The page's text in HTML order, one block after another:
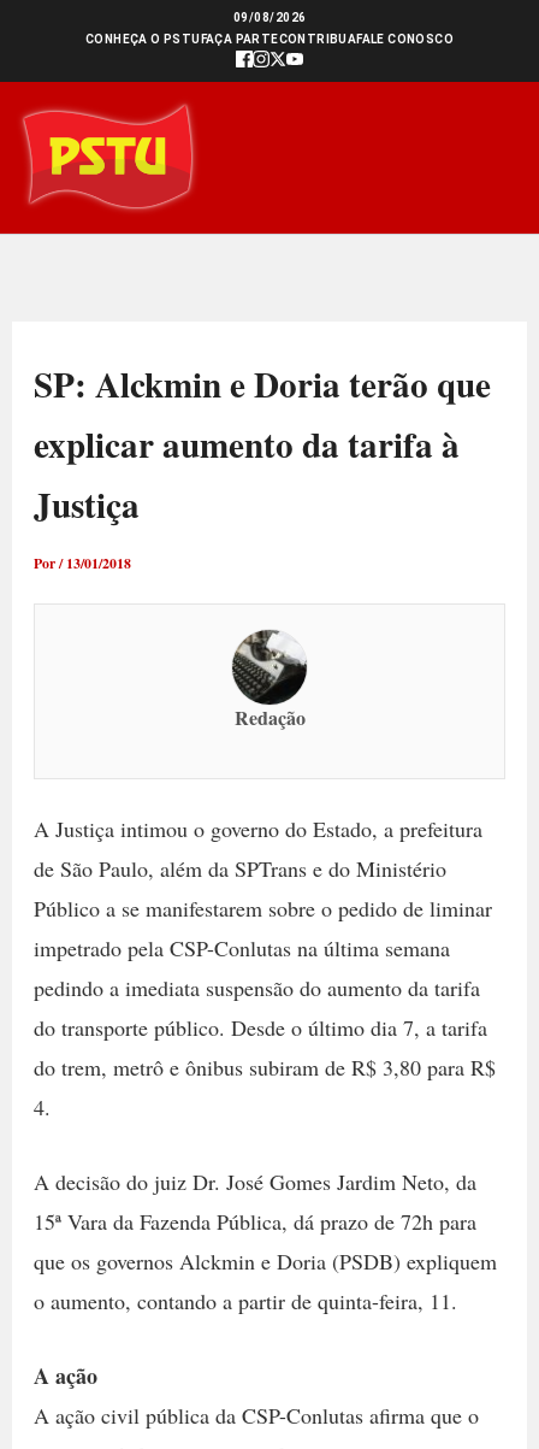
conteúdo
09/08/2026
CONHEÇA O PSTU FAÇA PARTECONTRIBUAFALE CONOSCO
SP: Alckmin e Doria terão que
explicar aumento da tarifa à
Justiça
Por/13/01/2018
Redação
A Justiça intimou o governo do Estado, a prefeitura
de São Paulo, além da SPTrans e do Ministério
Público a se manifestarem sobre o pedido de liminar
impetrado pela CSP-Conlutas na última semana
pedindo a imediata suspensão do aumento da tarifa
do transporte público. Desde o último dia 7, a tarifa
do trem, metrô e ônibus subiram de R$ 3,80 para R$
4.
A decisão do juiz Dr. José Gomes Jardim Neto, da
15ª Vara da Fazenda Pública, dá prazo de 72h para
que os governos Alckmin e Doria (PSDB) expliquem
o aumento, contando a partir de quinta-feira, 11.
A ação
A ação civil pública da CSP-Conlutas afirma que o